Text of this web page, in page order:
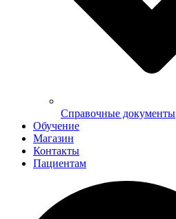
Справочные документы
Обучение
Магазин
Контакты
Пациентам